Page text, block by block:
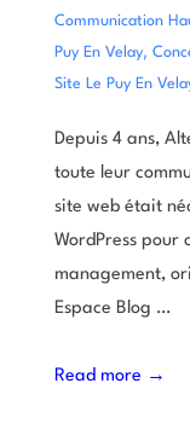
Communication
Puy En Velay,
Site Le Puy En
Depuis 4 ans,
toute leur
site web était
WordPress pour
management,
Espace Blog …
Read more →